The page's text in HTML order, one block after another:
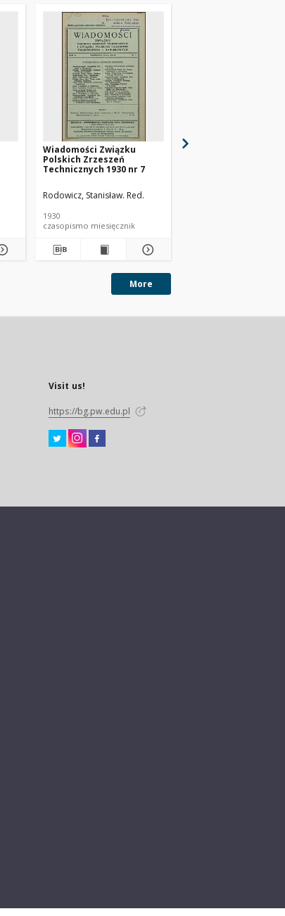
Wiadomości Związku
Polskich Zrzeszeń
Technicznych 1930 nr 7
Rodowicz, Stanisław. Red.
1930
czasopismo miesięcznik
More
Visit us!
https://bg.pw.edu.pl